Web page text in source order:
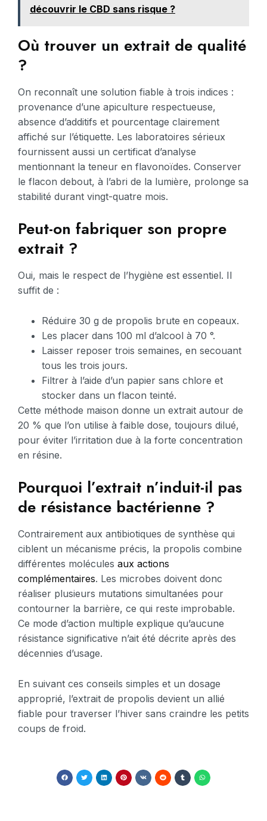
découvrir le CBD sans risque ?
Où trouver un extrait de qualité
?
On reconnaît une solution fiable à trois indices :
provenance d’une apiculture respectueuse,
absence d’additifs et pourcentage clairement
affiché sur l’étiquette. Les laboratoires sérieux
fournissent aussi un certificat d’analyse
mentionnant la teneur en flavonoïdes. Conserver
le flacon debout, à l’abri de la lumière, prolonge sa
stabilité durant vingt-quatre mois.
Peut-on fabriquer son propre
extrait ?
Oui, mais le respect de l’hygiène est essentiel. Il
suffit de :
Réduire 30 g de propolis brute en copeaux.
Les placer dans 100 ml d’alcool à 70 °.
Laisser reposer trois semaines, en secouant
tous les trois jours.
Filtrer à l’aide d’un papier sans chlore et
stocker dans un flacon teinté.
Cette méthode maison donne un extrait autour de
20 % que l’on utilise à faible dose, toujours dilué,
pour éviter l’irritation due à la forte concentration
en résine.
Pourquoi l’extrait n’induit-il pas
de résistance bactérienne ?
Contrairement aux antibiotiques de synthèse qui
ciblent un mécanisme précis, la propolis combine
différentes molécules aux actions
complémentaires. Les microbes doivent donc
réaliser plusieurs mutations simultanées pour
contourner la barrière, ce qui reste improbable.
Ce mode d’action multiple explique qu’aucune
résistance significative n’ait été décrite après des
décennies d’usage.
En suivant ces conseils simples et un dosage
approprié, l’extrait de propolis devient un allié
fiable pour traverser l’hiver sans craindre les petits
coups de froid.